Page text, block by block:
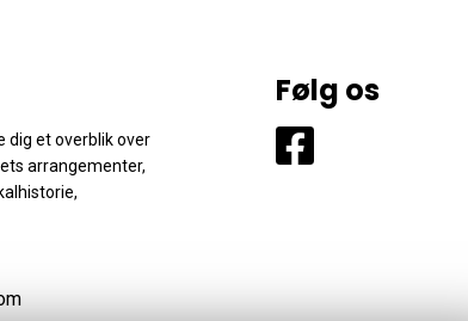
dig et overblik over
arrangementer,
Følg os